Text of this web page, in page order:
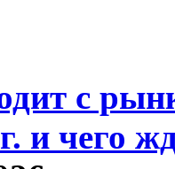
с
и чего